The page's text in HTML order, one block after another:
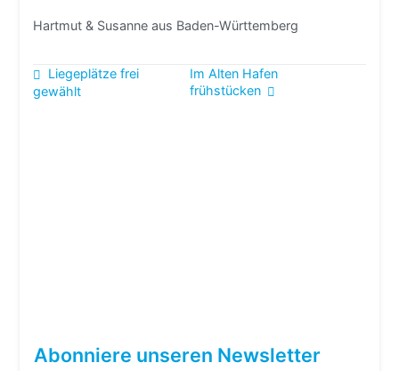
Hartmut & Susanne aus Baden-Württemberg
Beitragsnavigation
Liegeplätze frei
gewählt
Im Alten Hafen
frühstücken
Abonniere unseren Newsletter